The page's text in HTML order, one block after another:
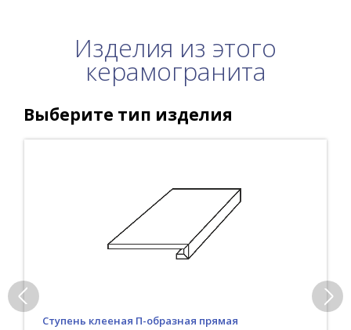
Изделия из этого
керамогранита
Выберите тип изделия
Ступень клееная П-образная прямая